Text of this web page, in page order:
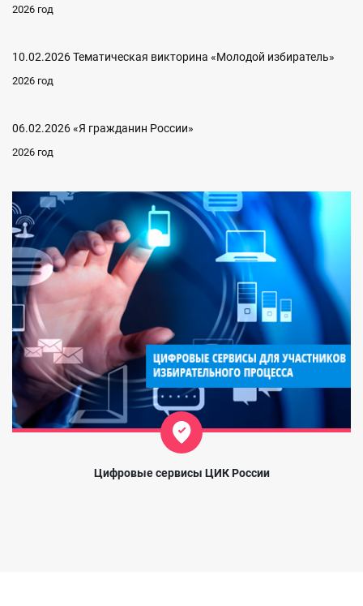
2026 год
10.02.2026 Тематическая викторина «Молодой избиратель»
2026 год
06.02.2026 «Я гражданин России»
2026 год
Цифровые сервисы ЦИК России